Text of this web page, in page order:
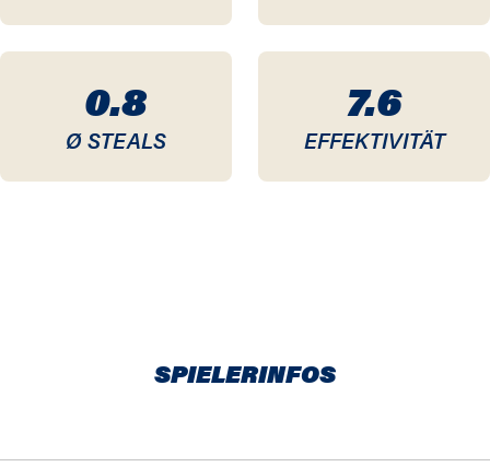
0.8
Ø STEALS
7.6
EFFEKTIVITÄT
SPIELERINFOS